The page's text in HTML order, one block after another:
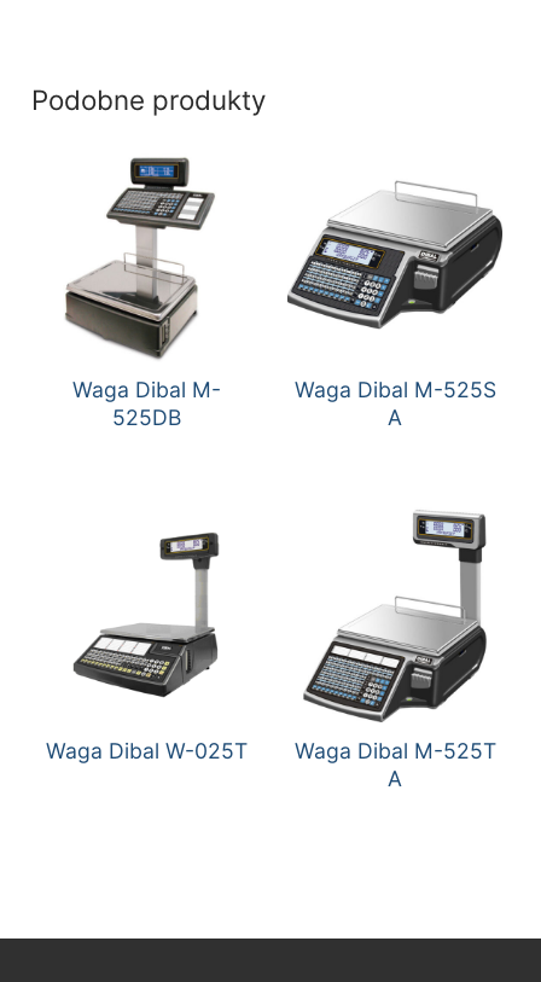
Podobne produkty
Waga Dibal M-
525DB
Waga Dibal M-525S
A
Waga Dibal W-025T
Waga Dibal M-525T
A